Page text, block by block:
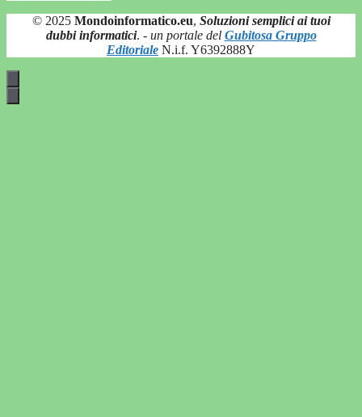
© 2025 Mondoinformatico.eu, Soluzioni semplici ai tuoi
dubbi informatici. - un portale del Gubitosa Gruppo
Editoriale N.i.f. Y6392888Y